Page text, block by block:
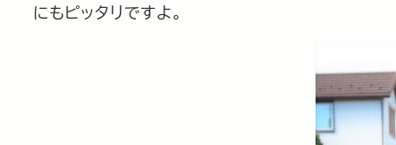
にもピッタリですよ。